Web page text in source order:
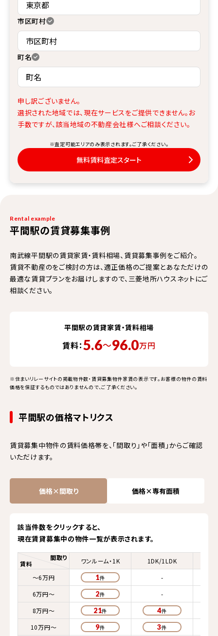
市区町村
町名
申し訳ございません。
選択された地域では、現在サービスをご提供できません。 お
手数ですが、該当地域の不動産会社様へご相談ください。
※査定可能エリアのみ表示されます。ご了承ください。
無料賃料査定スタート
Rental example
平間駅の賃貸募集事例
南武線平間駅の賃貸家賃・賃料相場、賃貸募集事例をご紹介。
賃貸不動産のをご検討の方は、適正価格のご提案とあなただけの
最適な賃貸プランをお届けしますので、三菱地所ハウスネットにご
相談ください。
平間駅の賃貸家賃・賃料相場
賃料：5.6〜96.0万円
※住まいリレーサイトの掲載物件数・賃貸募集物件家賃の表示です。お客様の物件の賃料
価格を保証するものではありませんので、ご了承ください。
平間駅の価格マトリクス
賃貸募集中物件の賃料価格帯を、「間取り」や「面積」からご確認
いただけます。
価格×間取り 価格×専有面積
該当件数をクリックすると、
現在賃貸募集中の物件一覧が表示されます。
賃料
間取り ワンルーム・1K 1DK/1LDK
～6万円
1
-
6万円～
2
-
8万円～
21
4
10万円～
9
3